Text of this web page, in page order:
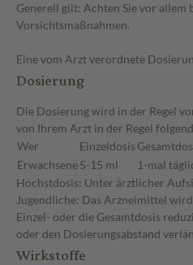
Generell gilt: Achten Sie vor allem
Vorsichtsmaßnahmen.
Eine vom Arzt verordnete
Dosierung
Die Dosierung wird in der Regel
von Ihrem Arzt in der Regel
Wer
Einzeldosis
Erwachsene5-15 ml 1-mal
Höchstdosis: Unter ärztlicher
Jugendliche: Das Arzneimittel
Einzel- oder die Gesamtdosis
oder den Dosierungsabstand
Wirkstoffe